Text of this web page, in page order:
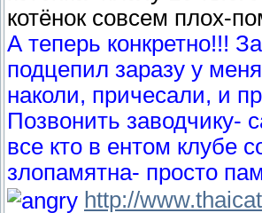
котёнок совсем плох-
А теперь конкретно!!!
подцепил заразу у
наколи, причесали, и
Позвонить заводчику-
все кто в ентом клубе
злопамятна- просто
http://